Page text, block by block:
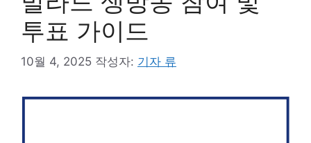
투표 가이드
10월 4, 2025 작성자: 기자 류